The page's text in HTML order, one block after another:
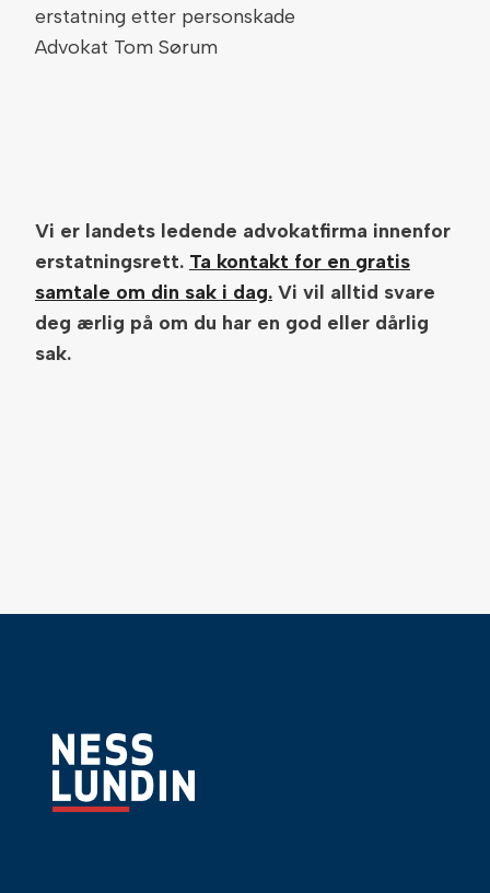
Advokat Tom Sørum
Vi er landets ledende advokatfirma innenfor
erstatningsrett. Ta kontakt for en gratis
samtale om din sak i dag. Vi vil alltid svare
deg ærlig på om du har en god eller dårlig
sak.